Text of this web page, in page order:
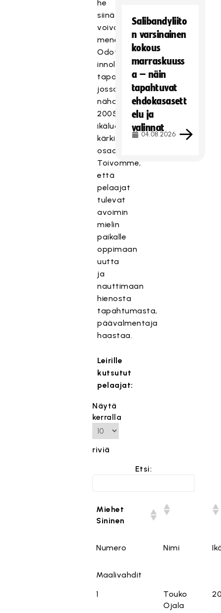
he
siinä
voivat
menestyä.
Odotamme
innolla
tapahtumaa,
jossa
nähdään
2005-
ikäluokan
kärkipelaajien
osaamista.
Toivomme,
että
pelaajat
tulevat
avoimin
mielin
paikalle
oppimaan
uutta
ja
nauttimaan
hienosta
tapahtumasta,
päävalmentaja
haastaa.
Leirille
kutsutut
pelaajat:
Näytä
kerralla
riviä
Etsi:
Miehet
Sininen
Numero Nimi
Maalivahdit
1
Touko
Ojala
Salibandyliito
n varsinainen
kokous
marraskuuss
a – näin
tapahtuvat
ehdokasasett
elu ja
valinnat
04.08.2026